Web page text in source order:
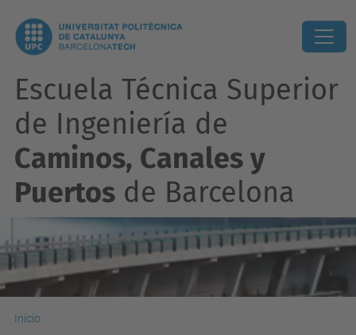
Escuela Técnica Superior
de Ingeniería de
Caminos, Canales y
Puertos de Barcelona
Inicio